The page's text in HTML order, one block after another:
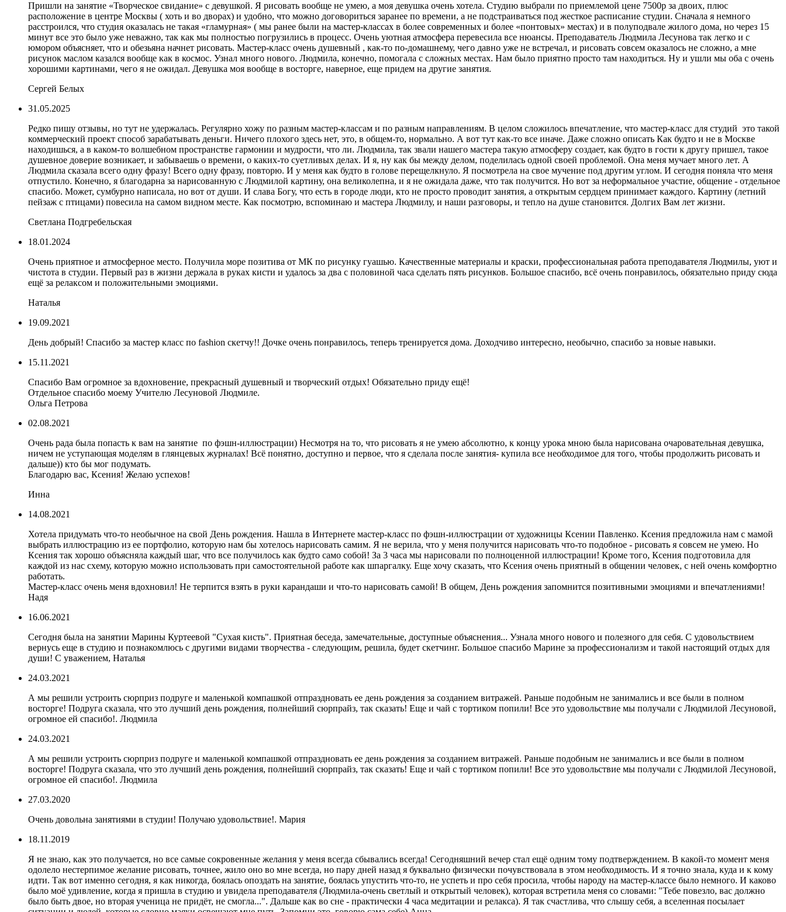
Пришли на занятие «Творческое свидание» с девушкой. Я рисовать вообще не умею, а моя девушка очень хотела. Студию выбрали по приемлемой цене 7500р за двоих, плюс
расположение в центре Москвы ( хоть и во дворах) и удобно, что можно договориться заранее по времени, а не подстраиваться под жесткое расписание студии. Сначала я немного
расстроился, что студия оказалась не такая «гламурная» ( мы ранее были на мастер-классах в более современных и более «понтовых» местах) и в полуподвале жилого дома, но через 15
минут все это было уже неважно, так как мы полностью погрузились в процесс. Очень уютная атмосфера перевесила все нюансы. Преподаватель Людмила Лесунова так легко и с
юмором объясняет, что и обезьяна начнет рисовать. Мастер-класс очень душевный , как-то по-домашнему, чего давно уже не встречал, и рисовать совсем оказалось не сложно, а мне
рисунок маслом казался вообще как в космос. Узнал много нового. Людмила, конечно, помогала с сложных местах. Нам было приятно просто там находиться. Ну и ушли мы оба с очень
хорошими картинами, чего я не ожидал. Девушка моя вообще в восторге, наверное, еще придем на другие занятия.
Сергей Белых
31.05.2025
Редко пишу отзывы, но тут не удержалась. Регулярно хожу по разным мастер-классам и по разным направлениям. В целом сложилось впечатление, что мастер-класс для студий это такой
коммерческий проект способ зарабатывать деньги. Ничего плохого здесь нет, это, в общем-то, нормально. А вот тут как-то все иначе. Даже сложно описать Как будто и не в Москве
находишься, а в каком-то волшебном пространстве гармонии и мудрости, что ли. Людмила, так звали нашего мастера такую атмосферу создает, как будто в гости к другу пришел, такое
душевное доверие возникает, и забываешь о времени, о каких-то суетливых делах. И я, ну как бы между делом, поделилась одной своей проблемой. Она меня мучает много лет. А
Людмила сказала всего одну фразу! Всего одну фразу, повторю. И у меня как будто в голове перещелкнуло. Я посмотрела на свое мучение под другим углом. И сегодня поняла что меня
отпустило. Конечно, я благодарна за нарисованную с Людмилой картину, она великолепна, и я не ожидала даже, что так получится. Но вот за неформальное участие, общение - отдельное
спасибо. Может, сумбурно написала, но вот от души. И слава Богу, что есть в городе люди, кто не просто проводит занятия, а открытым сердцем принимает каждого. Картину (летний
пейзаж с птицами) повесила на самом видном месте. Как посмотрю, вспоминаю и мастера Людмилу, и наши разговоры, и тепло на душе становится. Долгих Вам лет жизни.
Светлана Подгребельская
18.01.2024
Очень приятное и атмосферное место. Получила море позитива от МК по рисунку гуашью. Качественные материалы и краски, профессиональная работа преподавателя Людмилы, уют и
чистота в студии. Первый раз в жизни держала в руках кисти и удалось за два с половиной часа сделать пять рисунков. Большое спасибо, всё очень понравилось, обязательно приду сюда
ещё за релаксом и положительными эмоциями.
Наталья
19.09.2021
День добрый! Спасибо за мастер класс по fashion скетчу!! Дочке очень понравилось, теперь тренируется дома. Доходчиво интересно, необычно, спасибо за новые навыки.
15.11.2021
Спасибо Вам огромное за вдохновение, прекрасный душевный и творческий отдых! Обязательно приду ещё!
Отдельное спасибо моему Учителю Лесуновой Людмиле.
Ольга Петрова
02.08.2021
Очень рада была попасть к вам на занятие по фэшн-иллюстрации) Несмотря на то, что рисовать я не умею абсолютно, к концу урока мною была нарисована очаровательная девушка,
ничем не уступающая моделям в глянцевых журналах! Всё понятно, доступно и первое, что я сделала после занятия- купила все необходимое для того, чтобы продолжить рисовать и
дальше)) кто бы мог подумать.
Благодарю вас, Ксения! Желаю успехов!
Инна
14.08.2021
Хотела придумать что-то необычное на свой День рождения. Нашла в Интернете мастер-класс по фэшн-иллюстрации от художницы Ксении Павленко. Ксения предложила нам с мамой
выбрать иллюстрацию из ее портфолио, которую нам бы хотелось нарисовать самим. Я не верила, что у меня получится нарисовать что-то подобное - рисовать я совсем не умею. Но
Ксения так хорошо объясняла каждый шаг, что все получилось как будто само собой! За 3 часа мы нарисовали по полноценной иллюстрации! Кроме того, Ксения подготовила для
каждой из нас схему, которую можно использовать при самостоятельной работе как шпаргалку. Еще хочу сказать, что Ксения очень приятный в общении человек, с ней очень комфортно
работать.
Мастер-класс очень меня вдохновил! Не терпится взять в руки карандаши и что-то нарисовать самой! В общем, День рождения запомнится позитивными эмоциями и впечатлениями!
Надя
16.06.2021
Сегодня была на занятии Марины Куртеевой "Сухая кисть". Приятная беседа, замечательные, доступные объяснения... Узнала много нового и полезного для себя. С удовольствием
вернусь еще в студию и познакомлюсь с другими видами творчества - следующим, решила, будет скетчинг. Большое спасибо Марине за профессионализм и такой настоящий отдых для
души! С уважением, Наталья
24.03.2021
А мы решили устроить сюрприз подруге и маленькой компашкой отпраздновать ее день рождения за созданием витражей. Раньше подобным не занимались и все были в полном
восторге! Подруга сказала, что это лучший день рождения, полнейший сюрпрайз, так сказать! Еще и чай с тортиком попили! Все это удовольствие мы получали с Людмилой Лесуновой,
огромное ей спасибо!. Людмила
24.03.2021
А мы решили устроить сюрприз подруге и маленькой компашкой отпраздновать ее день рождения за созданием витражей. Раньше подобным не занимались и все были в полном
восторге! Подруга сказала, что это лучший день рождения, полнейший сюрпрайз, так сказать! Еще и чай с тортиком попили! Все это удовольствие мы получали с Людмилой Лесуновой,
огромное ей спасибо!. Людмила
27.03.2020
Очень довольна занятиями в студии! Получаю удовольствие!. Мария
18.11.2019
Я не знаю, как это получается, но все самые сокровенные желания у меня всегда сбывались всегда! Сегодняшний вечер стал ещё одним тому подтверждением. В какой-то момент меня
одолело нестерпимое желание рисовать, точнее, жило оно во мне всегда, но пару дней назад я буквально физически почувствовала в этом необходимость. И я точно знала, куда и к кому
идти. Так вот именно сегодня, я как никогда, боялась опоздать на занятие, боялась упустить что-то, не успеть и про себя просила, чтобы народу на мастер-классе было немного. И каково
было моё удивление, когда я пришла в студию и увидела преподавателя (Людмила-очень светлый и открытый человек), которая встретила меня со словами: "Тебе повезло, вас должно
было быть двое, но вторая ученица не придёт, не смогла...". Дальше как во сне - практически 4 часа медитации и релакса). Я так счастлива, что слышу себя, а вселенная посылает